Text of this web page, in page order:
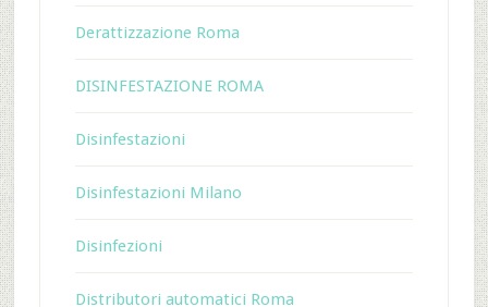
Derattizzazione Roma
DISINFESTAZIONE ROMA
Disinfestazioni
Disinfestazioni Milano
Disinfezioni
Distributori automatici Roma